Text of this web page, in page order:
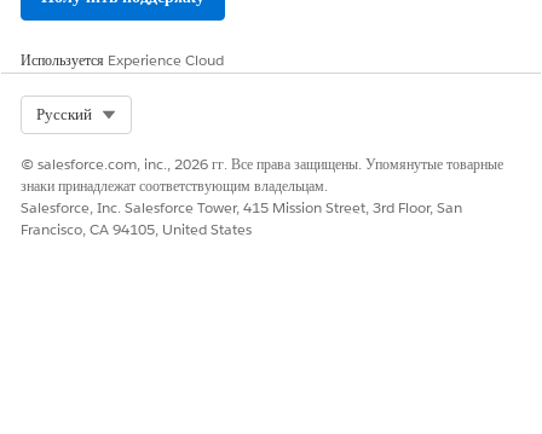
Ознакомьтесь с предоставлением грантов, зарегистрировавшись
организации предназначены для подтверждения концепции и
пошагового самостоятельного исследования. Срок их действия
истекает через 30 дней. Чтобы изучить предоставление
грантов, получите пробную версию Public Sector Solutions
или Nonprofit Cloud.
Используется Experience Cloud
Русский
© salesforce.com, inc., 2026 гг. Все права защищены. Упомянутые товарные
знаки принадлежат соответствующим владельцам.
Salesforce, Inc. Salesforce Tower, 415 Mission Street, 3rd Floor, San
Francisco, CA 94105, United States